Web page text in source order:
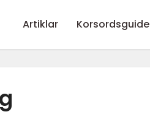
Artiklar Korsordsguide